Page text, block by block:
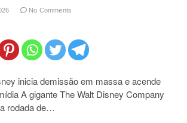
No Comments
inicia demissão em massa e acende
A gigante The Walt Disney Company
rodada de…